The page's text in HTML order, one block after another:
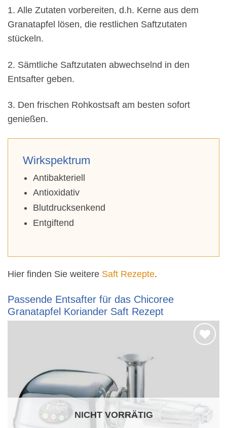
1. Alle Zutaten vorbereiten, d.h. Kerne aus dem
Granatapfel lösen, die restlichen Saftzutaten
stückeln.
2. Sämtliche Saftzutaten abwechselnd in den
Entsafter geben.
3. Den frischen Rohkostsaft am besten sofort
genießen.
Wirkspektrum
Antibakteriell
Antioxidativ
Blutdrucksenkend
Entgiftend
Hier finden Sie weitere Saft Rezepte.
Passende Entsafter für das Chicoree
Granatapfel Koriander Saft Rezept
NICHT VORRÄTIG